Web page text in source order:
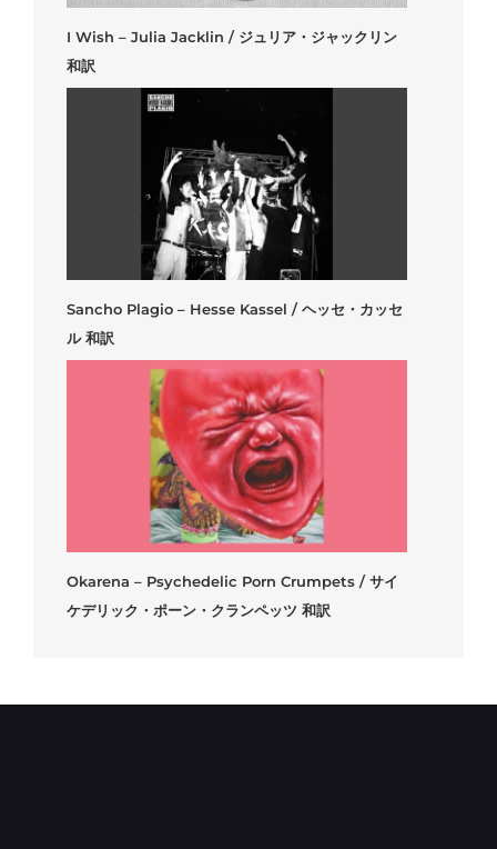
I Wish – Julia Jacklin / ジュリア・ジャックリン
和訳
Sancho Plagio – Hesse Kassel / ヘッセ・カッセ
ル 和訳
Okarena – Psychedelic Porn Crumpets / サイ
ケデリック・ポーン・クランペッツ 和訳